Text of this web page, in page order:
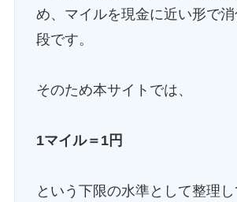
め、マイルを現金に近い形で
段です。
そのため本サイトでは、
1マイル＝1円
という下限の水準として整理し